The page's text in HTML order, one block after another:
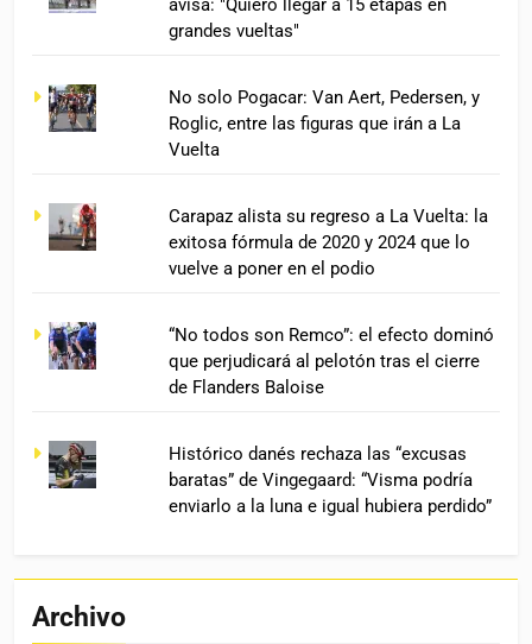
avisa: "Quiero llegar a 15 etapas en
grandes vueltas"
No solo Pogacar: Van Aert, Pedersen, y
Roglic, entre las figuras que irán a La
Vuelta
Carapaz alista su regreso a La Vuelta: la
exitosa fórmula de 2020 y 2024 que lo
vuelve a poner en el podio
“No todos son Remco”: el efecto dominó
que perjudicará al pelotón tras el cierre
de Flanders Baloise
Histórico danés rechaza las “excusas
baratas” de Vingegaard: “Visma podría
enviarlo a la luna e igual hubiera perdido”
Archivo